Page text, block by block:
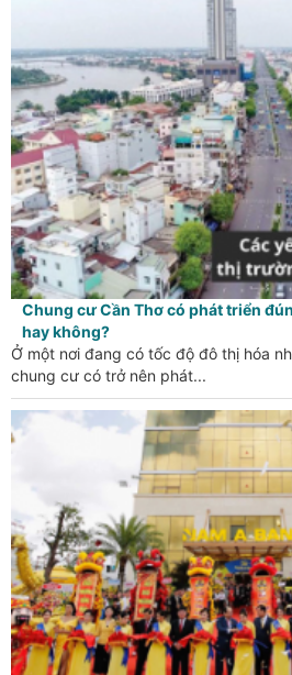
Chung cư Cần Thơ có phát triển
hay không?
Ở một nơi đang có tốc độ đô thị hóa
chung cư có trở nên phát...